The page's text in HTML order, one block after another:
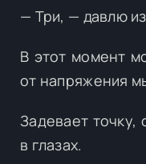
— Три, — давлю
В этот момент
от напряжения
Задевает точку,
в глазах.